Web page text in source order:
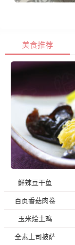
美食推荐
鲜辣豆干鱼
百页香菇肉卷
玉米烩土鸡
全素土司披萨